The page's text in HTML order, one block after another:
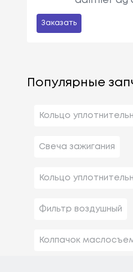
Заказать
Популярные
Кольцо
Свеча зажигания
Кольцо
Фильтр воздушный
Колпачок